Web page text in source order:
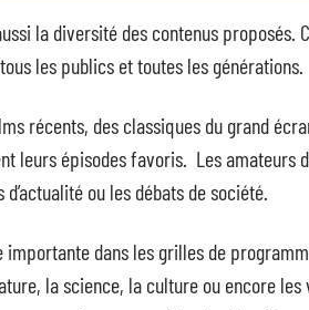
la diversité des contenus proposés.
les publics et toutes les générations.
récents, des classiques du grand
leurs épisodes favoris. Les amateurs
ou les débats de société.
dans les grilles de
la science, la culture ou encore les